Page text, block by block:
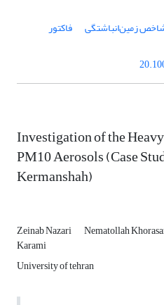
زمین‌‌انباشتگی فاکتور
Investigation of the
PM10 Aerosols (Case
Kermanshah)
Zeinab Nazari Nematollah
Karami
University of tehran